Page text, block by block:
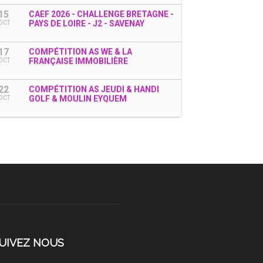
CAEF 2026 - CHALLENGE BRETAGNE -
PAYS DE LOIRE - J2 - SAVENAY
COMPÉTITION AS WE & LA
FRANÇAISE IMMOBILIÈRE
COMPÉTITION AS JEUDI & HANDI
GOLF & MOULIN EYQUEM
NOUS